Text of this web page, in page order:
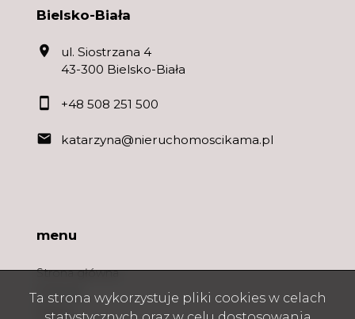
Bielsko-Biała
ul. Siostrzana 4
43-300 Bielsko-Biała
+48 508 251 500
katarzyna@nieruchomoscikama.pl
menu
Strona główna
O firmie
Oferty
Ta strona wykorzystuje pliki cookies w celach